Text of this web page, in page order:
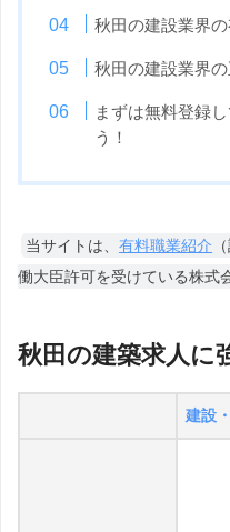
秋田の建設業界
秋田の建設業界
まずは無料登録
う！
当サイトは、有料職業紹介
働大臣許可を受けている株式
秋田 の建築求人に
建設